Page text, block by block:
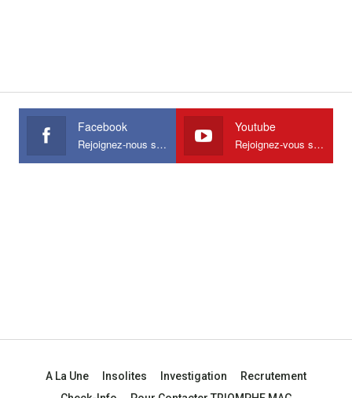
Facebook
Rejoignez-nous sur Facebook
Youtube
Rejoignez-vous sur Youtube
A La Une Insolites Investigation
Recrutement